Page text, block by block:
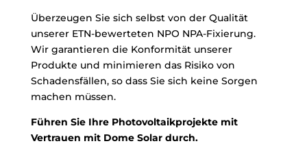
Überzeugen Sie sich selbst von der Qualität
unserer ETN-bewerteten NPO NPA-Fixierung.
Wir garantieren die Konformität unserer
Produkte und minimieren das Risiko von
Schadensfällen, so dass Sie sich keine Sorgen
machen müssen.
Führen Sie Ihre Photovoltaikprojekte mit
Vertrauen mit Dome Solar durch.